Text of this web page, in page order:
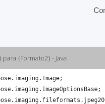
{Formato2} - Java
. imaging. Image;
. imaging. ImageOptionsBase;
. imaging. fileformats .